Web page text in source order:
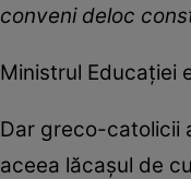
conveni deloc
Ministrul Educației
Dar greco-catolicii
aceea lăcașul de